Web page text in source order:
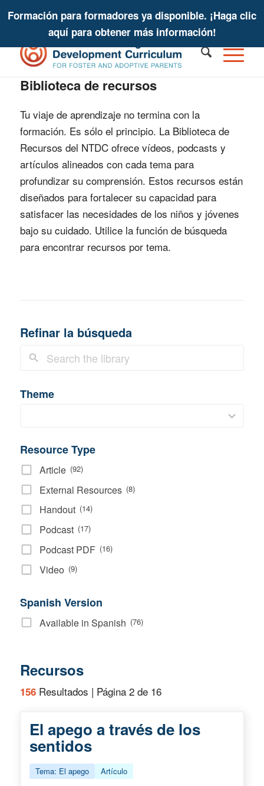
Formación para formadores ya disponible. ¡Haga clic
aquí para obtener más información!
Biblioteca de recursos
Tu viaje de aprendizaje no termina con la
formación. Es sólo el principio. La Biblioteca de
Recursos del NTDC ofrece vídeos, podcasts y
artículos alineados con cada tema para
profundizar su comprensión. Estos recursos están
diseñados para fortalecer su capacidad para
satisfacer las necesidades de los niños y jóvenes
bajo su cuidado. Utilice la función de búsqueda
para encontrar recursos por tema.
Recursos
156Resultados | Página 2 de 16
El apego a través de los
sentidos
Tema: El apego Artículo
Refinar la búsqueda
Theme
40
Resource Type
Article (92)
External Resources (8)
Handout (14)
Podcast (17)
Podcast PDF (16)
Video (9)
Spanish Version
Available in Spanish (76)